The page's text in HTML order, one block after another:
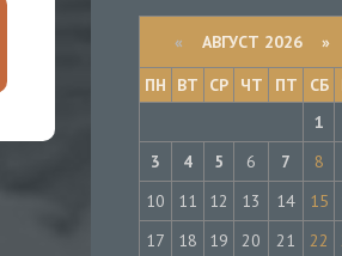
« АВГУСТ 2026 »
ПН
ВТ СР ЧТ ПТ СБ
1
3
4 5 6 7 8
10
11 12 13 14 15
17
18 19 20 21 22